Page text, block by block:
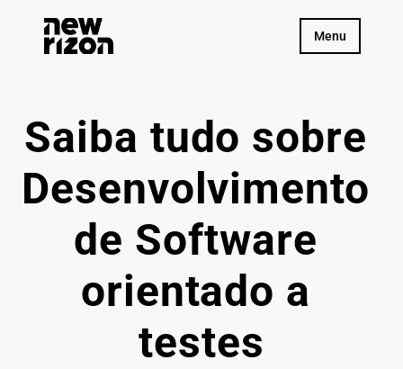
Menu
Saiba tudo sobre
Desenvolvimento
de Software
orientado a
testes